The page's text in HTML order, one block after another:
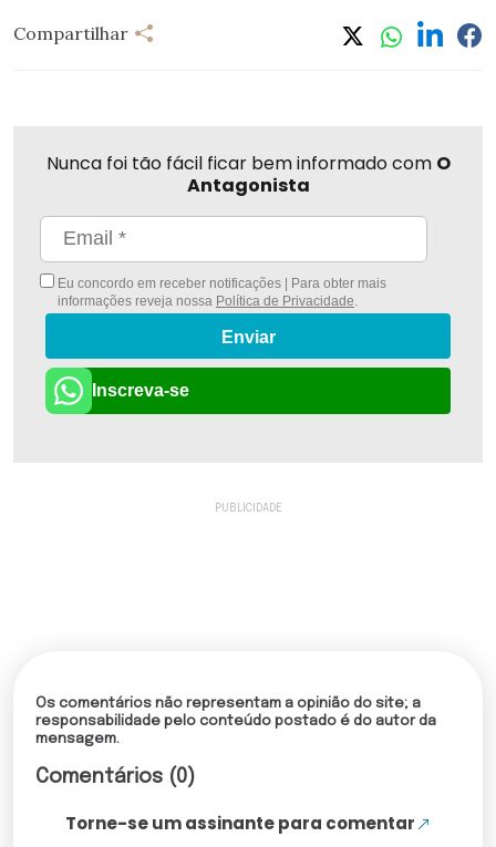
Compartilhar
Nunca foi tão fácil ficar bem informado com O
Antagonista
Eu concordo em receber notificações | Para obter mais
informações reveja nossa Política de Privacidade
Enviar
Inscreva-se
Os comentários não representam a opinião do site; a
responsabilidade pelo conteúdo postado é do autor da
mensagem.
Comentários (0)
Torne-se um assinante para comentar